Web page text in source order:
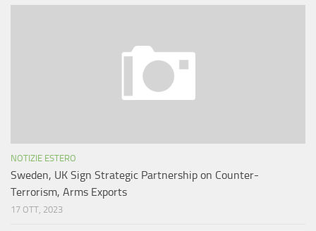
NOTIZIE ESTERO
Sweden, UK Sign Strategic Partnership on Counter-
Terrorism, Arms Exports
17 OTT, 2023